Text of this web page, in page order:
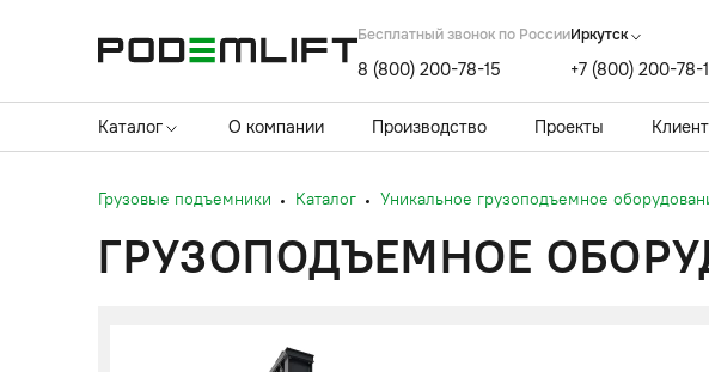
Бесплатный звонок по России
8 (800) 200-78-15
Иркутск
+7 (800) 200-78-
Каталог О компании Производство Проекты
Грузовые подъемники Каталог Уникальное грузоподъемное
ГРУЗОПОДЪЕМНОЕ